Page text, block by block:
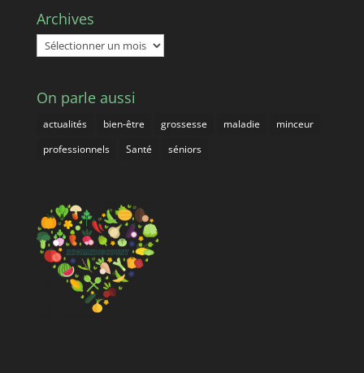
Archives
Archives
On parle aussi
actualités bien-être grossesse maladie
minceur
professionnels
Santé séniors